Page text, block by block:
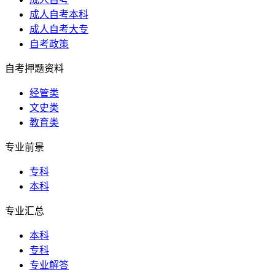
成人自考本科
成人自考大专
自考政策
自考押题资料
经管类
文史类
教育类
专业前景
专科
本科
专业汇总
本科
专科
专业解答